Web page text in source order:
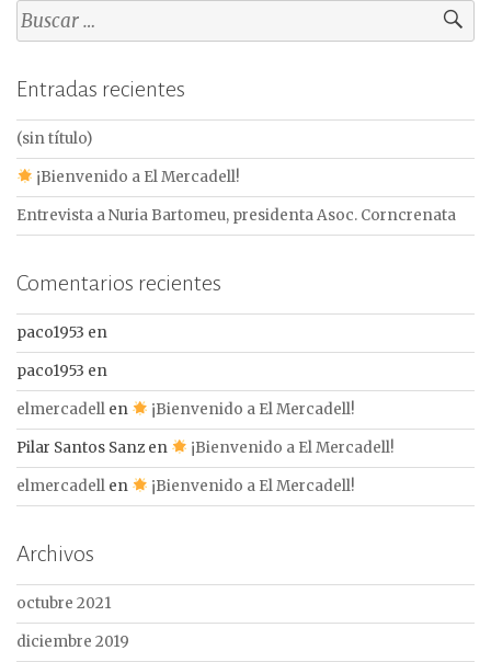
Buscar:
Entradas recientes
(sin título)
¡Bienvenido a El Mercadell!
Entrevista a Nuria Bartomeu, presidenta Asoc. Corncrenata
Comentarios recientes
paco1953 en
paco1953 en
elmercadell en ¡Bienvenido a El Mercadell!
Pilar Santos Sanz en ¡Bienvenido a El Mercadell!
elmercadell en ¡Bienvenido a El Mercadell!
Archivos
octubre 2021
diciembre 2019